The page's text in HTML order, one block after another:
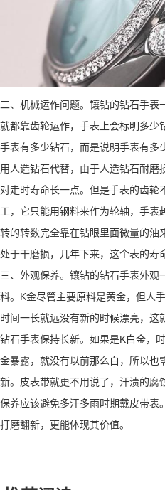
二、机械运作问题。镶钻的钻石手表
就都靠齿轮运作，手表上会标明多少
手表有多少钻石，而是说明手表有多
用人造钻石代替，由于人造钻石耐磨
对走时寿命长一点。但是手表的齿轮
工，它只能用钢料来作为轮轴，手表
转的转数完全靠在钻眼里面微量的油
处于干磨损，几年下来，这个表的寿
三、外观保养。镶钻的钻石手表外观
料。K金尽管主要原料是黄金，但人
时间一长就远没有新的时候漂亮，这
钻石手表保持长新。如果是K白金，
金暴露，就没有以前那么白，所以也
新。皮表带就更不用说了，汗渍的腐
保养应该避免多汗多雨时期戴皮带表
打磨翻新，更能体现其价值。